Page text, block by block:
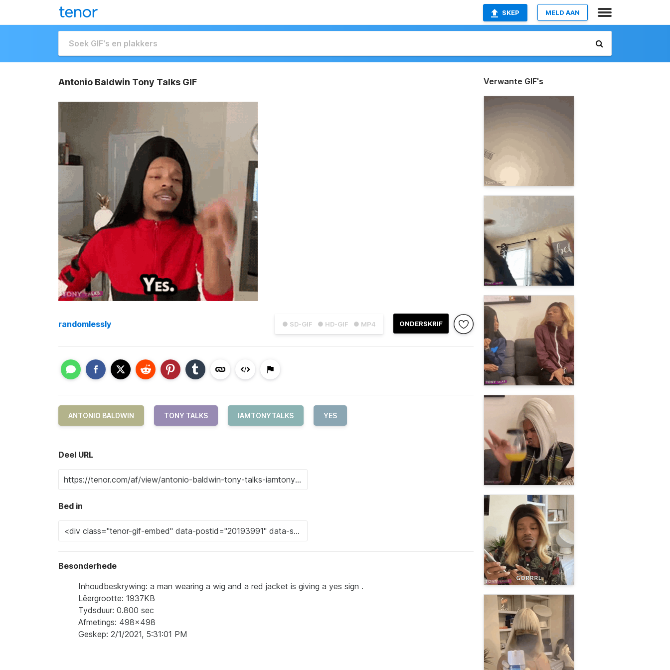
SKEP MELD AAN
Antonio Baldwin Tony Talks GIF
● SD-GIF ● HD-GIF ● MP4 ONDERSKRIF
randomlessly
ANTONIO BALDWIN TONY TALKS IAMTONYTALKS YES
Deel URL
Bed in
Besonderhede
Inhoudbeskrywing: a man wearing a wig and a red jacket is giving a yes sign .
Lêergrootte: 1937KB
Tydsduur: 0.800 sec
Afmetings: 498x498
Geskep: 2/1/2021, 5:31:01 PM
Verwante GIF's